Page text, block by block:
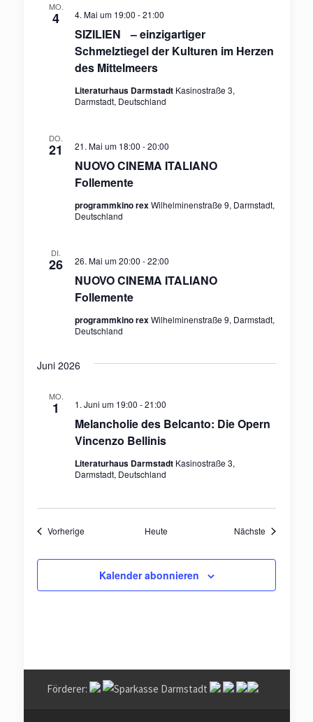
MO.
4
SIZILIEN – einzigartiger
Schmelztiegel der Kulturen im Herzen
des Mittelmeers
4. Mai um 19:00 -21:00
Literaturhaus Darmstadt Kasinostraße 3,
Darmstadt, Deutschland
DO.
21
NUOVO CINEMA ITALIANO
Follemente
21. Mai um 18:00 -20:00
programmkino rexWilhelminenstraße 9, Darmstadt,
Deutschland
DI.
26
NUOVO CINEMA ITALIANO
Follemente
26. Mai um 20:00 -22:00
programmkino rexWilhelminenstraße 9, Darmstadt,
Deutschland
Juni 2026
MO.
1
Melancholie des Belcanto: Die Opern
Vincenzo Bellinis
1. Juni um 19:00 -21:00
Literaturhaus Darmstadt Kasinostraße 3,
Darmstadt, Deutschland
Vorherige VeranstaltungenHeute Nächste
Kalender abonnieren
Förderer: